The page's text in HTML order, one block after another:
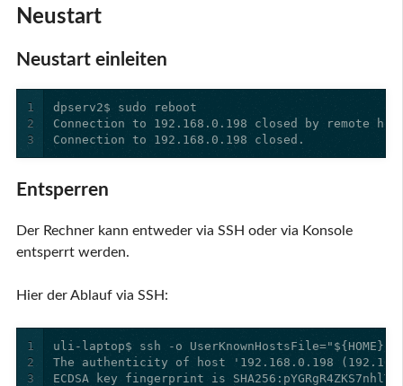
Neustart
Neustart einleiten
1
2
3
Connection to 192.168.0.198 closed.
Entsperren
Der Rechner kann entweder via SSH oder via Konsole
entsperrt werden.
Hier der Ablauf via SSH:
1
2
3